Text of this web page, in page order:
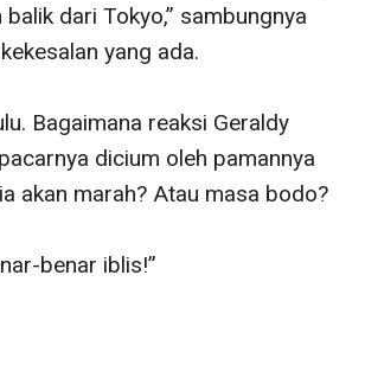
dari Tokyo,” sambungnya
yang ada.
Bagaimana reaksi Geraldy
dicium oleh pamannya
akan marah? Atau masa bodo?
benar iblis!”